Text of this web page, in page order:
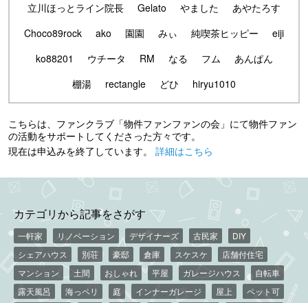
立川ほっとライン院長
Gelato やました
あやたろす
Choco89rock
ako 園園 みぃ 純喫茶ヒッピー
eiji
ko88201
ウチータ RM なる フム
あんぱん
棚湯
rectangle どひ hiryu1010
こちらは、ファンクラブ「物件ファンファンの会」にて物件ファン
の活動をサポートしてくださった方々です。
現在は申込みを終了しています。 詳細はこちら
カテゴリから記事をさがす
一軒家 リノベーション デザイナーズ 古民家
DIY
シェアハウス
別荘 豪邸 倉庫 スケスケ
店舗付住宅
マンション
土間 おしゃれ 平屋 ガレージハウス
自転車
露天風呂
海っペリ 庭 インナーガレージ 屋上
ペット可